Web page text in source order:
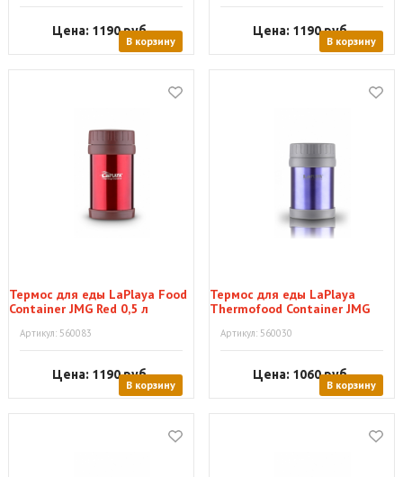
Цена: 1190руб.
В корзину
Цена: 1190руб.
В корзину
Термос для еды LaPlaya Food
Container JMG Red 0,5 л
Артикул: 560083
Цена: 1190руб.
В корзину
Термос для еды LaPlaya
Thermofood Container JMG
Артикул: 560030
Цена: 1060руб.
В корзину